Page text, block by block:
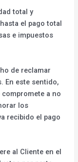
total y
el pago total
e impuestos
de reclamar
En este sentido,
a no
los
recibido el pago
al Cliente en el